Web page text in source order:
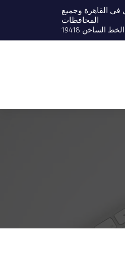
في القاهرة وجميع
المحافظات
الخط الساخن 19418